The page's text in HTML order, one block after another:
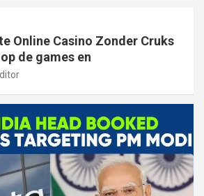
Online Casino Zonder Cruks
de games en